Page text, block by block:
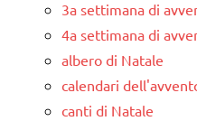
3a settimana di
4a settimana di
albero di Natale
calendari
canti di Natale